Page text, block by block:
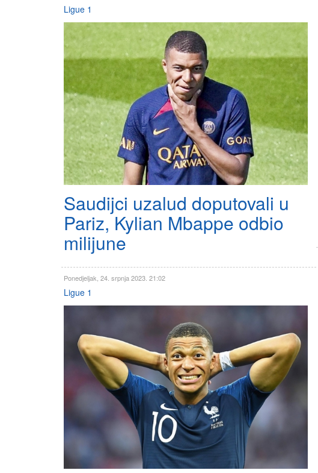
Ligue 1
Saudijci uzalud doputovali u
Pariz, Kylian Mbappe odbio
milijune
Ponedjeljak, 24. srpnja 2023. 21:02
Ligue 1